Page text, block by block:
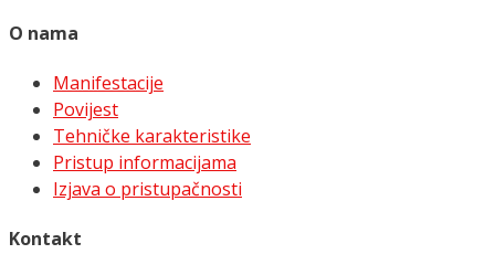
O nama
Manifestacije
Povijest
Tehničke karakteristike
Pristup informacijama
Izjava o pristupačnosti
Kontakt